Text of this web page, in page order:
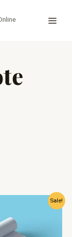
Sale!
adalah:
Rp5.000.
Rp3.000.